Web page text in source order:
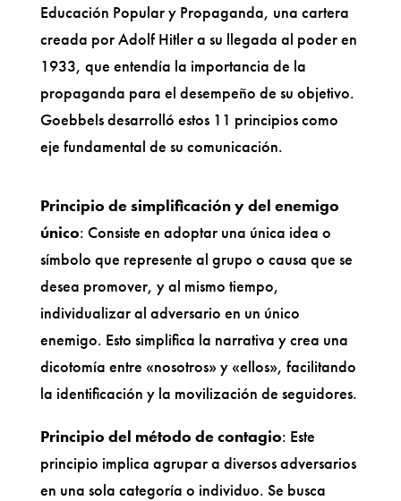
Educación Popular y Propaganda, una cartera
creada por Adolf Hitler a su llegada al poder en
1933, que entendía la importancia de la
propaganda para el desempeño de su objetivo.
Goebbels desarrolló estos 11 principios como
eje fundamental de su comunicación.
Principio de simplificación y del enemigo
único: Consiste en adoptar una única idea o
símbolo que represente al grupo o causa que se
desea promover, y al mismo tiempo,
individualizar al adversario en un único
enemigo. Esto simplifica la narrativa y crea una
dicotomía entre «nosotros» y «ellos», facilitando
la identificación y la movilización de seguidores.
Principio del método de contagio: Este
principio implica agrupar a diversos adversarios
en una sola categoría o individuo. Se busca